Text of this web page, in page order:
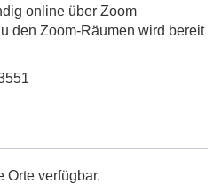
online über Zoom
den Zoom-Räumen wird bereit
Orte verfügbar.